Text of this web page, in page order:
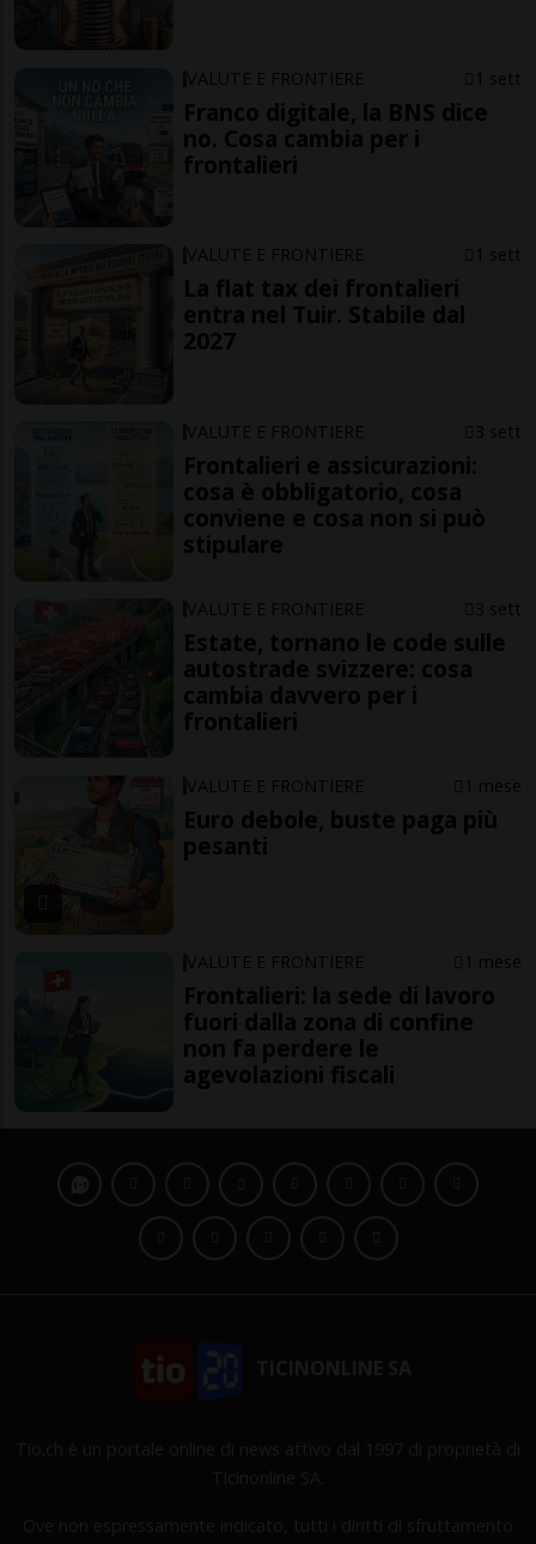
VALUTE E FRONTIERE 1 sett
Franco digitale, la BNS dice
no. Cosa cambia per i
frontalieri
VALUTE E FRONTIERE 1 sett
La flat tax dei frontalieri
entra nel Tuir. Stabile dal
2027
VALUTE E FRONTIERE 3 sett
Frontalieri e assicurazioni:
cosa è obbligatorio, cosa
conviene e cosa non si può
stipulare
VALUTE E FRONTIERE 3 sett
Estate, tornano le code sulle
autostrade svizzere: cosa
cambia davvero per i
frontalieri
VALUTE E FRONTIERE 1 mese
Euro debole, buste paga più
pesanti
VALUTE E FRONTIERE 1 mese
Frontalieri: la sede di lavoro
fuori dalla zona di confine
non fa perdere le
agevolazioni fiscali